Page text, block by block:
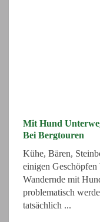
Mit Hund
Bei Bergtouren
Kühe, Bären,
einigen
Wandernde mit
problematisch
tatsächlich ...